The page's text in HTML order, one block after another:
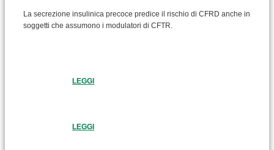
La secrezione insulinica precoce predice il rischio di CFRD anche in
soggetti che assumono i modulatori di CFTR.
LEGGI
LEGGI